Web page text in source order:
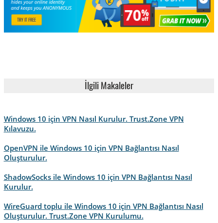
İlgili Makaleler
Windows 10 için VPN Nasıl Kurulur. Trust.Zone VPN
Kılavuzu.
OpenVPN ile Windows 10 için VPN Bağlantısı Nasıl
Oluşturulur.
ShadowSocks ile Windows 10 için VPN Bağlantısı Nasıl
Kurulur.
WireGuard toplu ile Windows 10 için VPN Bağlantısı Nasıl
Oluşturulur. Trust.Zone VPN Kurulumu.